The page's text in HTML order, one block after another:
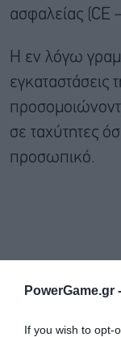
PowerGame.gr -
If you wish to opt-
ασφαλείας (CE
Η εν λόγω
εγκαταστάσεις
σε ταχύτητες
προσωπικό.